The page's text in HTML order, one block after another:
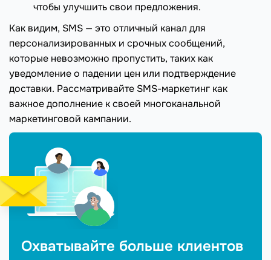
чтобы улучшить свои предложения.
Как видим, SMS — это отличный канал для
персонализированных и срочных сообщений,
которые невозможно пропустить, таких как
уведомление о падении цен или подтверждение
доставки. Рассматривайте SMS-маркетинг как
важное дополнение к своей многоканальной
маркетинговой кампании.
Охватывайте больше клиентов